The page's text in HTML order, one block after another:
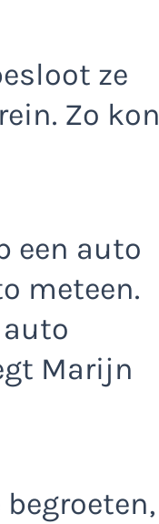
ze
Zo kon
een auto
meteen.
Marijn